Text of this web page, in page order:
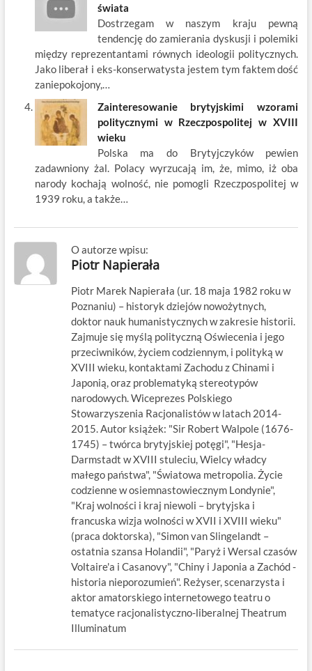
świata
Dostrzegam w naszym kraju pewną
tendencję do zamierania dyskusji i polemiki
między reprezentantami równych ideologii politycznych.
Jako liberał i eks-konserwatysta jestem tym faktem dość
zaniepokojony,…
Zainteresowanie brytyjskimi wzorami
politycznymi w Rzeczpospolitej w XVIII
wieku
Polska ma do Brytyjczyków pewien
zadawniony żal. Polacy wyrzucają im, że, mimo, iż oba
narody kochają wolność, nie pomogli Rzeczpospolitej w
1939 roku, a także…
O autorze wpisu:
Piotr Napierała
Piotr Marek Napierała (ur. 18 maja 1982 roku w
Poznaniu) – historyk dziejów nowożytnych,
doktor nauk humanistycznych w zakresie historii.
Zajmuje się myślą polityczną Oświecenia i jego
przeciwników, życiem codziennym, i polityką w
XVIII wieku, kontaktami Zachodu z Chinami i
Japonią, oraz problematyką stereotypów
narodowych. Wiceprezes Polskiego
Stowarzyszenia Racjonalistów w latach 2014-
2015. Autor książek: "Sir Robert Walpole (1676-
1745) – twórca brytyjskiej potęgi", "Hesja-
Darmstadt w XVIII stuleciu, Wielcy władcy
małego państwa", "Światowa metropolia. Życie
codzienne w osiemnastowiecznym Londynie",
"Kraj wolności i kraj niewoli – brytyjska i
francuska wizja wolności w XVII i XVIII wieku"
(praca doktorska), "Simon van Slingelandt –
ostatnia szansa Holandii", "Paryż i Wersal czasów
Voltaire'a i Casanovy", "Chiny i Japonia a Zachód -
historia nieporozumień". Reżyser, scenarzysta i
aktor amatorskiego internetowego teatru o
tematyce racjonalistyczno-liberalnej Theatrum
Illuminatum